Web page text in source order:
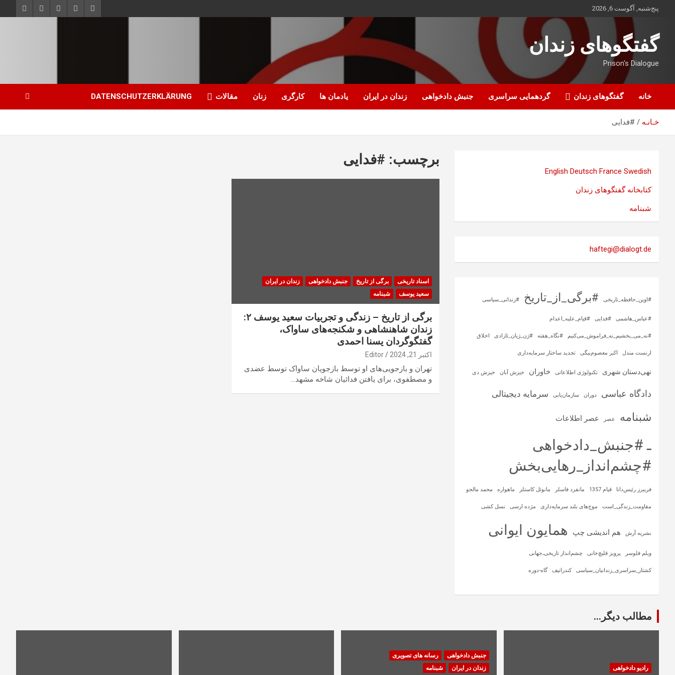
محتوا
پنج‌شنبه, آگوست 6, 2026
گفتگوهای زندان
Prison's Dialogue
خانه گفتگوهای زندان گردهمایی سراسری جنبش دادخواهی زندان در ایران یادمان ها کارگری زنان مقالات DATENSCHUTZERKLÄRUNG
خـانـه #فدایی
برچسب: #فدایی
اسناد تاریخی برگی از تاریخ جنبش دادخواهی
زندان در ایران
سعید یوسف
شبنامه
برگی از تاریخ – زندگی و تجربیات سعید یوسف ۲:
زندان شاهنشاهی و شکنجه‌های ساواک،
گفتگوگردان یسنا احمدی
اکتبر 21, 2024 Editor
تهران و بازجویی‌های او توسط بازجویان ساواک توسط عضدی
و مصطفوی، برای یافتن فدائیان شاخه مشهد…
English Deutsch France Swedish
کتابخانه گفتگوهای زندان
شبنامه
haftegi@dialogt.de
#اوین_حافظه_تاریخی #برگی_از_تاریخ #زندانی_سیاسی
#عباس_هاشمی #فدایی #قیام_علیه_اعدام
#نه_می_بخشیم_نه_فراموش_می‌کنیم #نگاه_هفته #ژن_ژیان_ئازادی اخلاق
ارنست مندل اکبر معصوم‌بیگی تجدید ساختار سرمایه‌داری
تهی‌دستان شهری تکنولوژی اطلاعاتی خاوران خیزش آبان خیزش دی
دادگاه عباسی دوران سازمان‌یابی سرمایه‌ دیجیتالی
شبنامه عصر عصر اطلاعات
ـ #جنبش_دادخواهی
#چشم‌انداز_رهایی‌بخش
فریبرز رئیس‌دانا قیام 1357 مانفرد فاسلر مانوئل کاستلز ماهواره‌ محمد مالجو
مقاومت_زندگی_است موج‌های بلند سرمایه‌داری مژده ارسی نسل کشی
نشریه آرش هم اندیشی چپ همایون ایوانی
ویلم فلوسر پرویز قلیچ‌خانی چشم‌انداز تاریخی‌ـ‌جهانی
کشتار_سراسری_زندانیان_سیاسی کندراتیف گاه-دوره
مطالب دیگر...
رادیو دادخواهی
جنبش دادخواهی
رسانه های تصویری
زندان در ایران
شبنامه